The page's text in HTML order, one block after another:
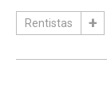
Rentistas